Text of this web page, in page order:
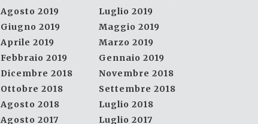
Agosto 2019
Luglio 2019
Giugno 2019
Maggio 2019
Aprile 2019
Marzo 2019
Febbraio 2019
Gennaio 2019
Dicembre 2018
Novembre 2018
Ottobre 2018
Settembre 2018
Agosto 2018
Luglio 2018
Agosto 2017
Luglio 2017